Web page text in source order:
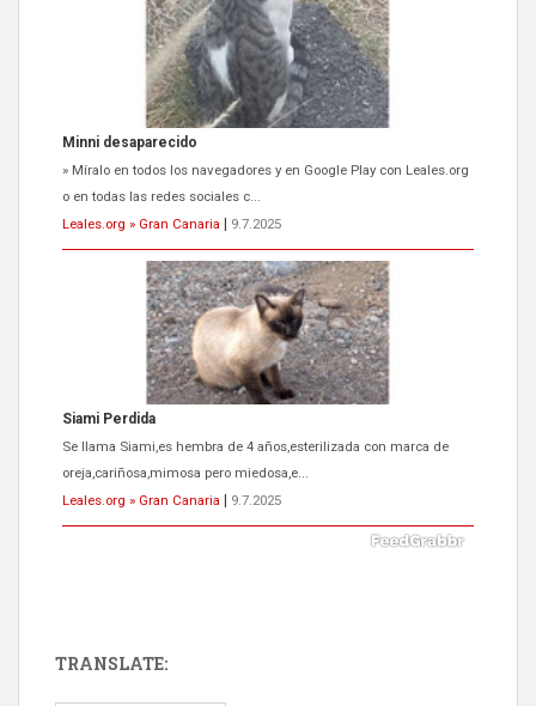
Siami Perdida
Se llama Siami,es hembra de 4 años,esterilizada con marca de
oreja,cariñosa,mimosa pero miedosa,e...
Leales.org » Gran Canaria
9.7.2025
ADOPCIÓN URGENTE GATA TEROR GRAN CANARIA
El ayuntamiento se va a llevar a Los Gatos callejeros de la zona los
próximos días, ella incluida...
Leales.org » Gran Canaria
9.7.2025
TRANSLATE: